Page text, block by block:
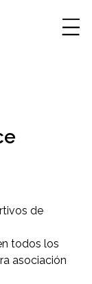
de
todos los
asociación